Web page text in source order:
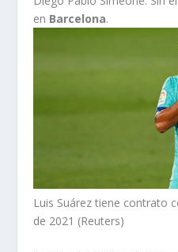
en Barcelona.
Luis Suárez tiene contrato
de 2021 (Reuters)